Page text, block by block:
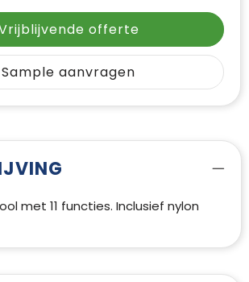
offerte
Sample aanvragen
met 11 functies. Inclusief nylon